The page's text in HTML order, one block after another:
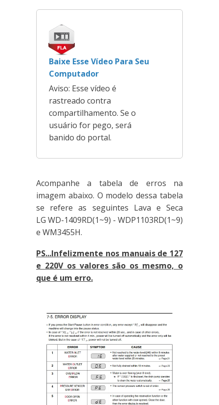
Baixe Esse Vídeo Para Seu
Computador
Aviso: Esse vídeo é
rastreado contra
compartilhamento. Se o
usuário for pego, será
banido do portal.
Acompanhe a tabela de erros na
imagem abaixo. O modelo dessa tabela
se refere as seguintes Lava e Seca
LG WD-1409RD(1~9) - WDP1103RD(1~9)
e WM3455H.
PS...Infelizmente nos manuais de 127
e 220V os valores são os mesmo, o
que é um erro.